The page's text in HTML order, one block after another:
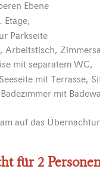
Ebene
Etage,
Parkseite
Arbeitstisch,
mit separatem WC,
mit Terrasse,
mit
auf das
für 2